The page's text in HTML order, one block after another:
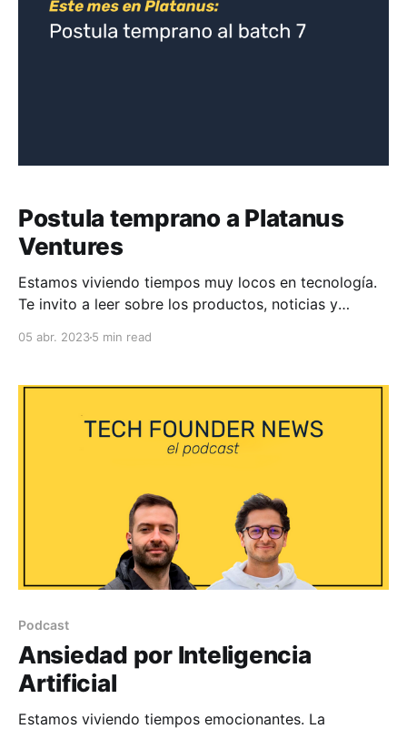
Postula temprano a Platanus
Ventures
Estamos viviendo tiempos muy locos en tecnología.
Te invito a leer sobre los productos, noticias y
Platanus Ventures ⭐️ * Usar inteligencia artificial o
05 abr. 20235 min read
Podcast
Ansiedad por Inteligencia
Artificial
Estamos viviendo tiempos emocionantes. La